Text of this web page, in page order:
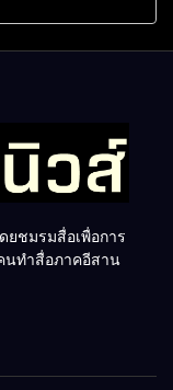
ชมรมสื่อเพื่อการ
นทำสื่อภาคอีสาน